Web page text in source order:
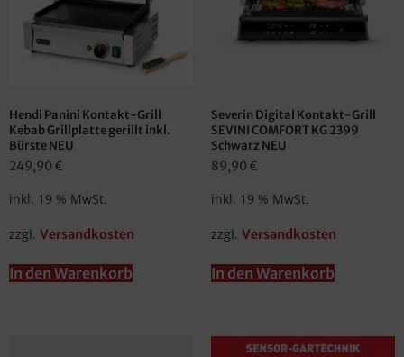
Hendi Panini Kontakt-Grill
Kebab Grillplatte gerillt inkl.
Bürste NEU
249,90 €
inkl. 19 % MwSt.
zzgl. Versandkosten
In den Warenkorb
Severin Digital Kontakt-Grill
SEVINI COMFORT KG 2399
Schwarz NEU
89,90 €
inkl. 19 % MwSt.
zzgl. Versandkosten
In den Warenkorb